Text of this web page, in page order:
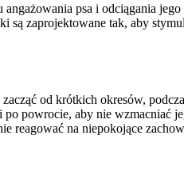
psa i odciągania
zaprojektowane tak, aby
od krótkich okresów,
powrocie, aby nie wzmacniać
reagować na niepokojące